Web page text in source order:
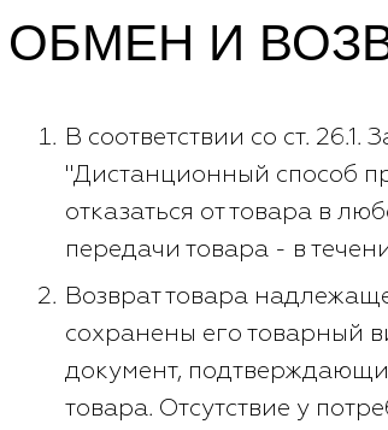
ОБМЕН И
В соответствии со ст.
"Дистанционный способ
отказаться от товара в
передачи товара - в
Возврат товара
сохранены его товарный
документ,
товара. Отсутствие у